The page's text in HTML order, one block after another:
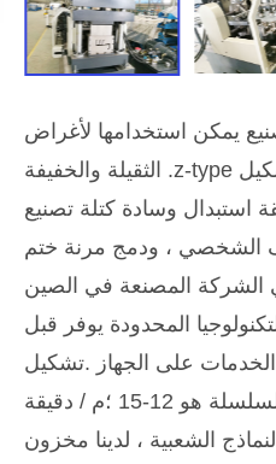
يمكن استخدامها لأغراض
الثقيلة والخفيفة .z-type المدادة المتداول آلة تشكيل
استبدال وسادة كتلة تصنيع
الشخصي ، ودمج مرنة ختم
الشركة المصنعة في الصين
المحدودة يوفر قبل
على الجهاز .تشكيل
السرعة العادية من هذه السلسلة هو 12-15 ؛م / دقيقة
الشعبية ، لدينا مخزون